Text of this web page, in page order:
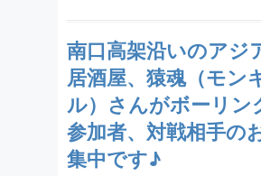
南口高架沿いのアジ
居酒屋、猿魂（モン
ル）さんがボーリン
参加者、対戦相手の
集中です♪